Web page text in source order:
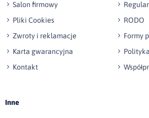
Wyślij opinię
Salon firmowy
Pliki Cookies
RODO
Zwroty i reklamacje
Formy
Karta gwarancyjna
Kontakt
Inne